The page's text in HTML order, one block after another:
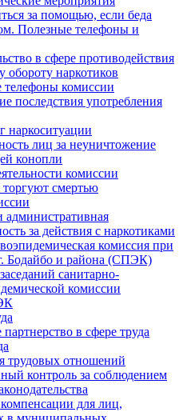
за помощью, если беда
Полезные телефоны и
в сфере противодействия
обороту наркотиков
телефоны комиссии
последствия употребления
наркоситуации
лиц за неуничтожение
конопли
комиссии
смертью
административная
за действия с наркотиками
комиссия при
Бодайбо и района (СПЭК)
санитарно-
комиссии
в сфере труда
трудовых отношений
контроль за соблюдением
для лиц,